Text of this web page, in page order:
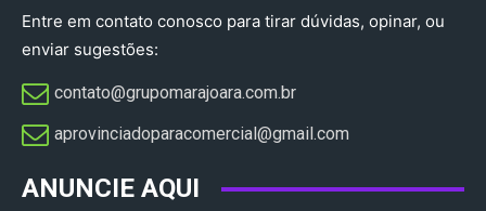
Entre em contato conosco para tirar dúvidas, opinar, ou
enviar sugestões:
contato@grupomarajoara.com.br
aprovinciadoparacomercial@gmail.com​
ANUNCIE AQUI